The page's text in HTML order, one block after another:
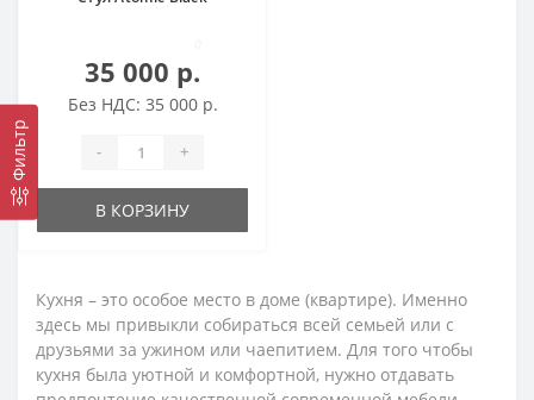
Фильтр
35 000 р.
Без НДС: 35 000 р.
- +
В КОРЗИНУ
Кухня – это особое место в доме (квартире). Именно
здесь мы привыкли собираться всей семьей или с
друзьями за ужином или чаепитием. Для того чтобы
кухня была уютной и комфортной, нужно отдавать